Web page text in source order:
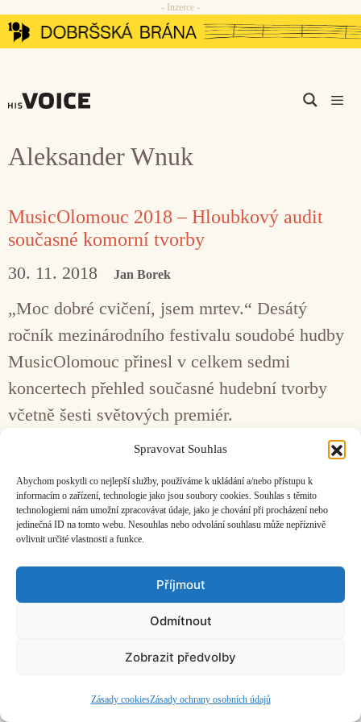
Spravovat Souhlas
Abychom poskytli co nejlepší služby, používáme k ukládání a/nebo přístupu k
informacím o zařízení, technologie jako jsou soubory cookies. Souhlas s těmito
technologiemi nám umožní zpracovávat údaje, jako je chování při procházení nebo
jedinečná ID na tomto webu. Nesouhlas nebo odvolání souhlasu může nepříznivě
ovlivnit určité vlastnosti a funkce.
Příjmout
Odmítnout
Zobrazit předvolby
Zásady cookiesZásady ochrany osobních údajů
Přeskočit
na
- Inzerce -
Aleksander Wnuk
MusicOlomouc 2018 – Hloubkový audit
současné komorní tvorby
30. 11. 2018 Jan Borek
„Moc dobré cvičení, jsem mrtev.“ Desátý
ročník mezinárodního festivalu soudobé hudby
MusicOlomouc přinesl v celkem sedmi
koncertech přehled současné hudební tvorby
včetně šesti světových premiér.
ČASOPIS O JINÉ HUDBĚ | vydáváHudební informační středisko
©2026 HISvoice – design a admin